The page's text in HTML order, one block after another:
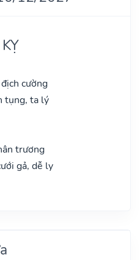
cường
tụng, ta lý
trương
gả, dễ ly